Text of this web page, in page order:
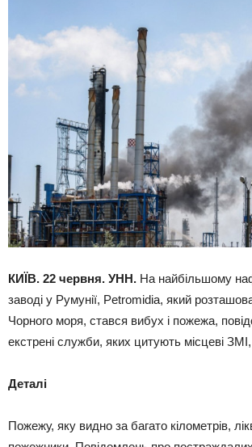
КИЇВ. 22 червня. УНН. На найбільшому
заводі у Румунії, Petromidia, який
Чорного моря, стався вибух і пожежа,
екстрені служби, яких цитують місцеві
Деталі
Пожежу, яку видно за багато кілометрів,